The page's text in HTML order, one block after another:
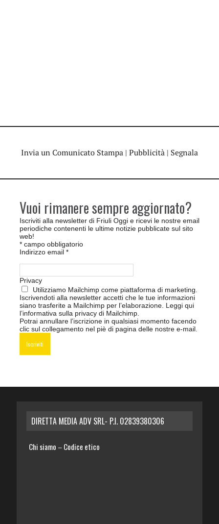
Invia un Comunicato Stampa | Pubblicità | Segnala
Vuoi rimanere sempre aggiornato?
Iscriviti alla newsletter di Friuli Oggi e ricevi le nostre email
periodiche contenenti le ultime notizie pubblicate sul sito
web!
* campo obbligatorio
Indirizzo email *
Privacy
Utilizziamo Mailchimp come piattaforma di marketing.
Iscrivendoti alla newsletter accetti che le tue informazioni
siano trasferite a Mailchimp per l’elaborazione. Leggi qui
l’informativa sulla privacy di Mailchimp
Potrai annullare l’iscrizione in qualsiasi momento facendo
clic sul collegamento nel piè di pagina delle nostre e-mail.
DIRETTA MEDIA ADV SRL- P.I. 02839380306
Chi siamo – Codice etico